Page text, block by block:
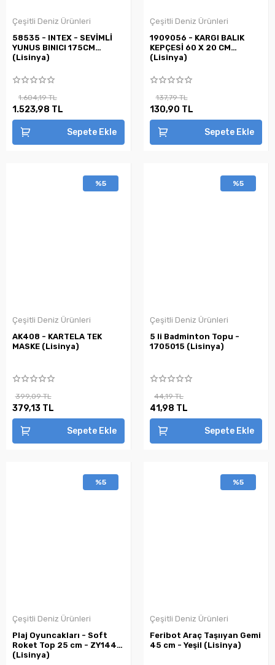
Çeşitli Deniz Ürünleri
58535 - INTEX - SEVİMLİ
YUNUS BINICI 175CM
(Lisinya)
1.604,19 TL
1.523,98 TL
Sepete Ekle
Çeşitli Deniz Ürünleri
1909056 - KARGI BALIK
KEPÇESİ 60 X 20 CM
(Lisinya)
137,79 TL
130,90 TL
Sepete Ekle
%5
Çeşitli Deniz Ürünleri
AK408 - KARTELA TEK
MASKE (Lisinya)
399,09 TL
379,13 TL
Sepete Ekle
%5
Çeşitli Deniz Ürünleri
5 li Badminton Topu -
1705015 (Lisinya)
44,19 TL
41,98 TL
Sepete Ekle
%5
Çeşitli Deniz Ürünleri
Plaj Oyuncakları - Soft
Roket Top 25 cm - ZY144
(Lisinya)
%5
Çeşitli Deniz Ürünleri
Feribot Araç Taşııyan Gemi
45 cm - Yeşil (Lisinya)